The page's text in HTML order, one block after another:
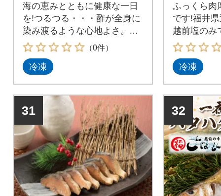
海の恵みとともに健康な一日
を!つるつる・・・酢が全身に
染み渡るような心地よさ。粘
りもグッド!
（0件）
冷凍
ふっくら肉
です!福井
越前塩のみ
げました。
冷凍
31 32